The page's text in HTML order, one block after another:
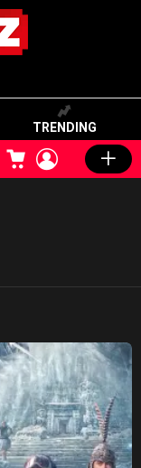
TRENDING
SWITCH
SKIN
CART LOGIN